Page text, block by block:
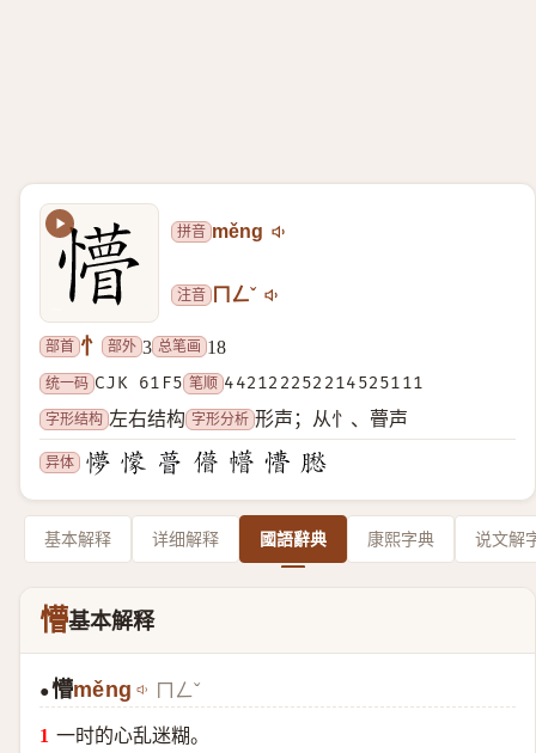
拼音 měng
注音 ㄇㄥˇ
部首 忄 部外 3 总笔画 18
统一码 CJK 61F5 笔顺 442122252214525111
字形结构 左右结构 字形分析 形声；从忄、瞢声
异体
基本解释 详细解释 國語辭典 康熙字典 说文解
懵基本解释
●懵měng ㄇㄥˇ
一时的心乱迷糊。